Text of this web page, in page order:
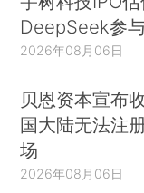
DeepSeek参
2026年08月06日
贝恩资本宣布
国大陆无法注
场
2026年08月06日